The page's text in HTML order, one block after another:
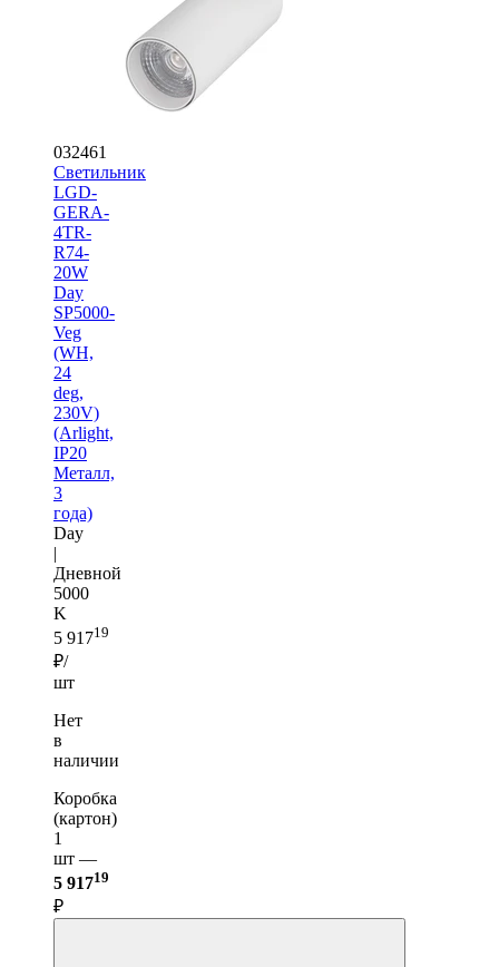
032461
Светильник
LGD-
GERA-
4TR-
R74-
20W
Day
SP5000-
Veg
(WH,
24
deg,
230V)
(Arlight,
IP20
Металл,
3
года)
Day
|
Дневной
5000
K
5 91719
₽/
шт
Нет
в
наличии
Коробка
(картон)
1
шт —
5 91719
₽